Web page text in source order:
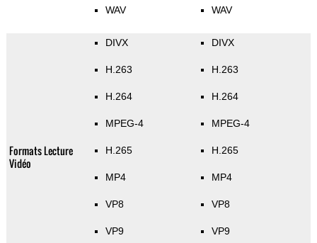
WAV WAV
Formats Lecture
Vidéo
DIVX
H.263
H.264
MPEG-4
H.265
MP4
VP8
VP9
DIVX
H.263
H.264
MPEG-4
H.265
MP4
VP8
VP9